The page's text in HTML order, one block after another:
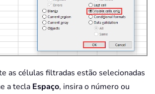
as células filtradas estão selecionadas
a tecla Espaço, insira o número ou